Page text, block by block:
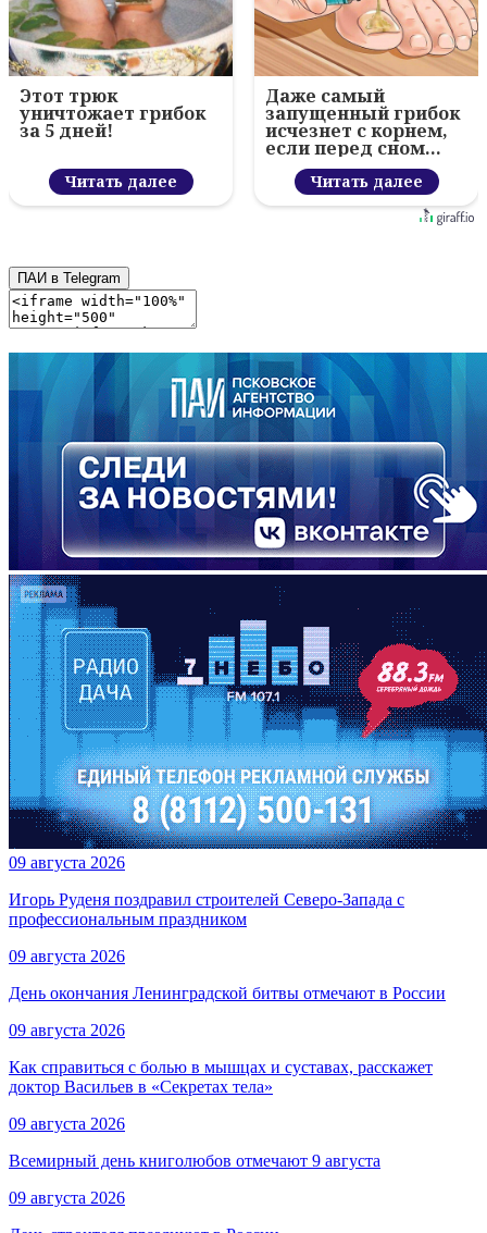
Этот трюк
уничтожает грибок
за 5 дней!
Читать далее
Даже самый
запущенный грибок
исчезнет с корнем,
если перед сном…
Читать далее
ПАИ в Telegram
09 августа 2026
Игорь Руденя поздравил строителей Северо-Запада с
профессиональным праздником
09 августа 2026
День окончания Ленинградской битвы отмечают в России
09 августа 2026
Как справиться с болью в мышцах и суставах, расскажет
доктор Васильев в «Секретах тела»
09 августа 2026
Всемирный день книголюбов отмечают 9 августа
09 августа 2026